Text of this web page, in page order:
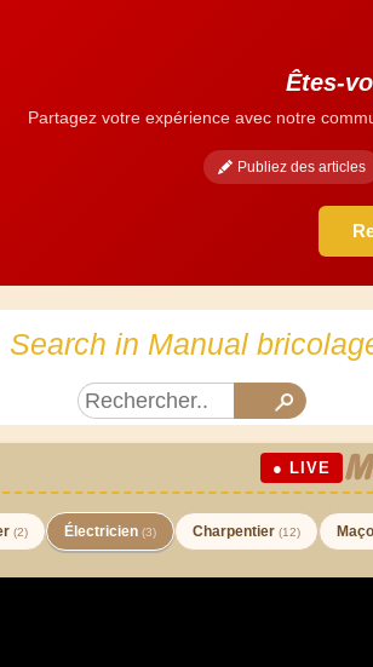
Êtes-
Partagez votre expérience avec notre
Publiez des articles
Search in Manual
● LIVE
(2) Électricien (3) Charpentier (12)